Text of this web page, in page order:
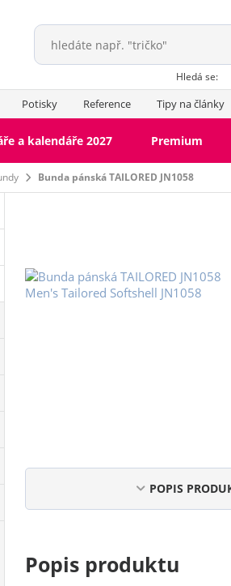
Hledá se:
Potisky Reference Tipy na články
a kalendáře 2027 Premium
Bunda pánská TAILORED JN1058
POPIS
Popis produktu